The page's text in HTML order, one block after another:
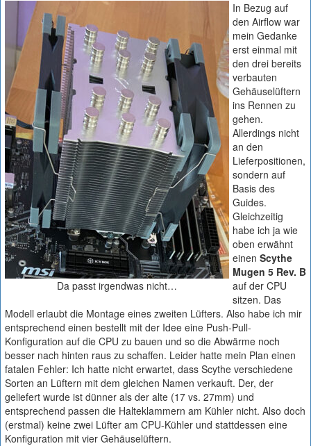
Da passt irgendwas nicht…
In Bezug auf
den Airflow war
mein Gedanke
erst einmal mit
den drei bereits
verbauten
Gehäuselüftern
ins Rennen zu
gehen.
Allerdings nicht
an den
Lieferpositionen,
sondern auf
Basis des
Guides.
Gleichzeitig
habe ich ja wie
oben erwähnt
einen Scythe
Mugen 5 Rev. B
auf der CPU
sitzen. Das
Modell erlaubt die Montage eines zweiten Lüfters. Also habe ich mir
entsprechend einen bestellt mit der Idee eine Push-Pull-
Konfiguration auf die CPU zu bauen und so die Abwärme noch
besser nach hinten raus zu schaffen. Leider hatte mein Plan einen
fatalen Fehler: Ich hatte nicht erwartet, dass Scythe verschiedene
Sorten an Lüftern mit dem gleichen Namen verkauft. Der, der
geliefert wurde ist dünner als der alte (17 vs. 27mm) und
entsprechend passen die Halteklammern am Kühler nicht. Also doch
(erstmal) keine zwei Lüfter am CPU-Kühler und stattdessen eine
Konfiguration mit vier Gehäuselüftern.